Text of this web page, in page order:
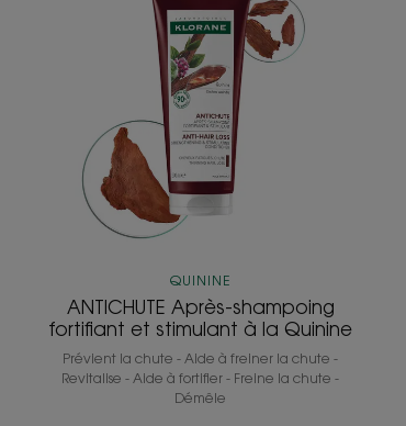
shampoing
fortifiant
et
stimulant
à
la
Quinine
QUININE
ANTICHUTE Après-shampoing
fortifiant et stimulant à la Quinine
Prévient la chute - Aide à freiner la chute -
Revitalise - Aide à fortifier - Freine la chute -
Démêle